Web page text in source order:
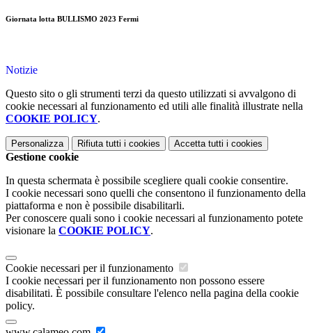
Giornata lotta BULLISMO 2023 Fermi
Notizie
Questo sito o gli strumenti terzi da questo utilizzati si avvalgono di
cookie necessari al funzionamento ed utili alle finalità illustrate nella
COOKIE POLICY.
Personalizza Rifiuta tutti i cookies Accetta tutti i cookies
Gestione cookie
In questa schermata è possibile scegliere quali cookie consentire.
I cookie necessari sono quelli che consentono il funzionamento della
piattaforma e non è possibile disabilitarli.
Per conoscere quali sono i cookie necessari al funzionamento potete
visionare la COOKIE POLICY.
Cookie necessari per il funzionamento
I cookie necessari per il funzionamento non possono essere
disabilitati. È possibile consultare l'elenco nella pagina della cookie
policy.